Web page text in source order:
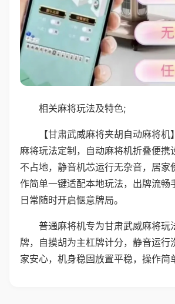
相关麻将玩法及特色;
【甘肃武威麻将夹胡自动麻将
麻将玩法定制，自动麻将机折叠便携
不占地，静音机芯运行无杂音，居家
作简单一键适配本地玩法，出牌流畅
日常随时开启惬意牌局。
普通麻将机专为甘肃武威麻将玩
牌，自摸胡为主杠牌计分，静音运行
家安心，机身稳固放置平稳，操作简